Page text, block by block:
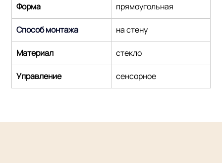
Форма прямоугольная
Способ монтажа на стену
Maтериал стекло
Управление сенсорное